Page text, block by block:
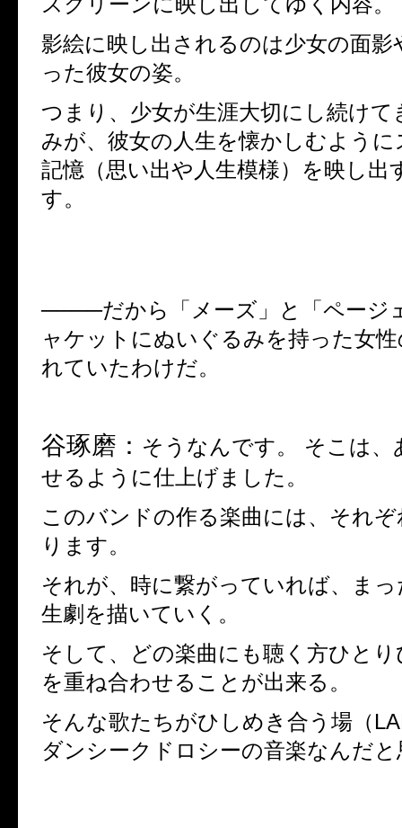
影絵に映し出されるのは少女の面影
った彼女の姿。
つまり、少女が生涯大切にし続け
みが、彼女の人生を懐かしむよう
記憶（思い出や人生模様）を映し出
す。
────だから「メーズ」と「ページ
ャケットにぬいぐるみを持った女
れていたわけだ。
谷琢磨： そうなんです。 そこは、
せるように仕上げました。
このバンドの作る楽曲には、それ
ります。
それが、時に繋がっていれば、ま
生劇を描いていく。
そして、どの楽曲にも聴く方ひと
を重ね合わせることが出来る。
そんな歌たちがひしめき合う場（
ダンシークドロシーの音楽なんだ